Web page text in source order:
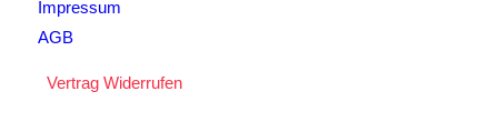
Impressum
AGB
Vertrag Widerrufen